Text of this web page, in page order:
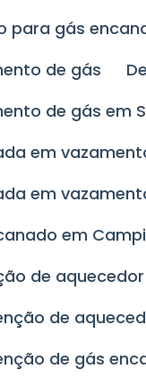
para gás
de gás
de gás em
em
em
em
de
de
de gás